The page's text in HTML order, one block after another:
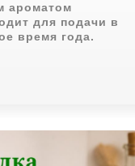
ароматом
для подачи в
время года.